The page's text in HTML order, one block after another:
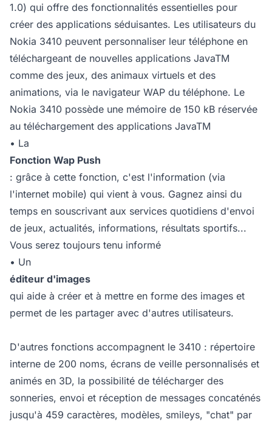
1.0) qui offre des fonctionnalités essentielles pour
créer des applications séduisantes. Les utilisateurs du
Nokia 3410 peuvent personnaliser leur téléphone en
téléchargeant de nouvelles applications JavaTM
comme des jeux, des animaux virtuels et des
animations, via le navigateur WAP du téléphone. Le
Nokia 3410 possède une mémoire de 150 kB réservée
au téléchargement des applications JavaTM
• La
Fonction Wap Push
: grâce à cette fonction, c'est l'information (via
l'internet mobile) qui vient à vous. Gagnez ainsi du
temps en souscrivant aux services quotidiens d'envoi
de jeux, actualités, informations, résultats sportifs...
Vous serez toujours tenu informé
• Un
éditeur d'images
qui aide à créer et à mettre en forme des images et
permet de les partager avec d'autres utilisateurs.
D'autres fonctions accompagnent le 3410 : répertoire
interne de 200 noms, écrans de veille personnalisés et
animés en 3D, la possibilité de télécharger des
sonneries, envoi et réception de messages concaténés
jusqu'à 459 caractères, modèles, smileys, "chat" par